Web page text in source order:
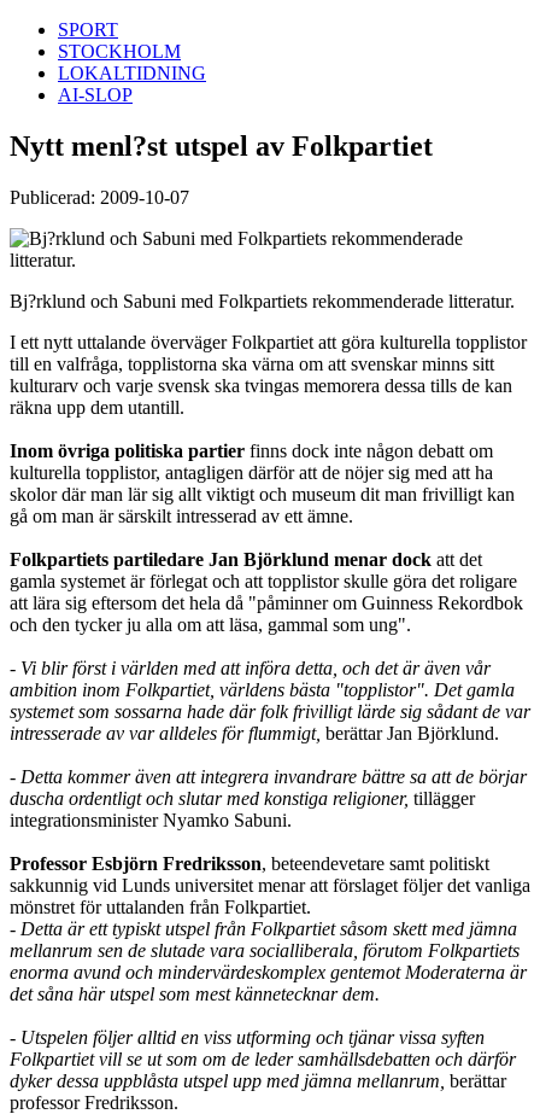
SPORT
STOCKHOLM
LOKALTIDNING
AI-SLOP
Nytt menl?st utspel av Folkpartiet
Publicerad: 2009-10-07
Bj?rklund och Sabuni med Folkpartiets rekommenderade litteratur.
I ett nytt uttalande överväger Folkpartiet att göra kulturella topplistor
till en valfråga, topplistorna ska värna om att svenskar minns sitt
kulturarv och varje svensk ska tvingas memorera dessa tills de kan
räkna upp dem utantill.
Inom övriga politiska partier finns dock inte någon debatt om
kulturella topplistor, antagligen därför att de nöjer sig med att ha
skolor där man lär sig allt viktigt och museum dit man frivilligt kan
gå om man är särskilt intresserad av ett ämne.
Folkpartiets partiledare Jan Björklund menar dock att det
gamla systemet är förlegat och att topplistor skulle göra det roligare
att lära sig eftersom det hela då "påminner om Guinness Rekordbok
och den tycker ju alla om att läsa, gammal som ung".
- Vi blir först i världen med att införa detta, och det är även vår
ambition inom Folkpartiet, världens bästa "topplistor". Det gamla
systemet som sossarna hade där folk frivilligt lärde sig sådant de var
intresserade av var alldeles för flummigt, berättar Jan Björklund.
- Detta kommer även att integrera invandrare bättre sa att de börjar
duscha ordentligt och slutar med konstiga religioner, tillägger
integrationsminister Nyamko Sabuni.
Professor Esbjörn Fredriksson, beteendevetare samt politiskt
sakkunnig vid Lunds universitet menar att förslaget följer det vanliga
mönstret för uttalanden från Folkpartiet.
- Detta är ett typiskt utspel från Folkpartiet såsom skett med jämna
mellanrum sen de slutade vara socialliberala, förutom Folkpartiets
enorma avund och mindervärdeskomplex gentemot Moderaterna är
det såna här utspel som mest kännetecknar dem.
- Utspelen följer alltid en viss utforming och tjänar vissa syften
Folkpartiet vill se ut som om de leder samhällsdebatten och därför
dyker dessa uppblåsta utspel upp med jämna mellanrum, berättar
professor Fredriksson.